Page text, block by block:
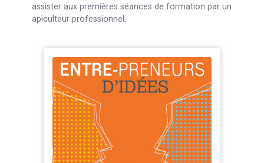
assister aux premières séances de formation par un
apiculteur professionnel.